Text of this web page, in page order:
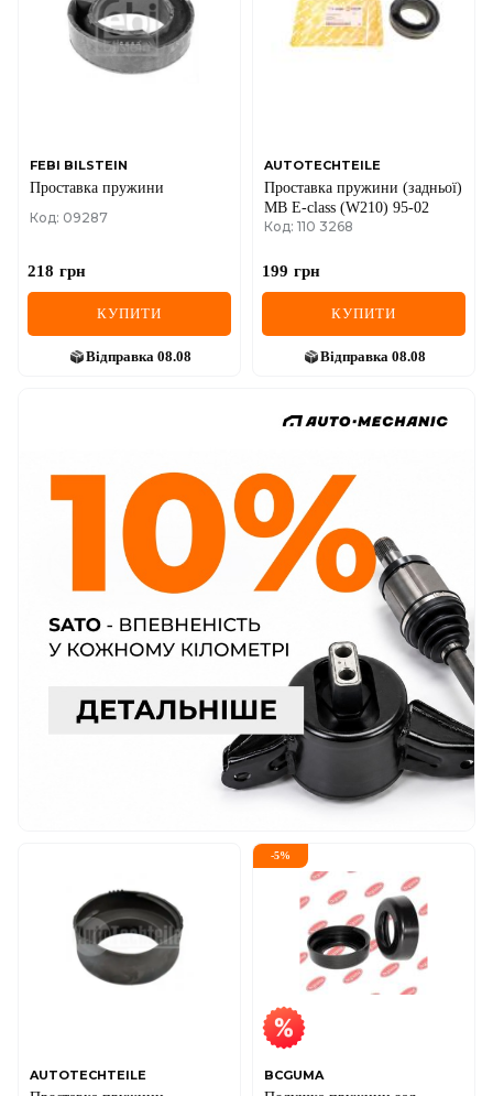
FEBI BILSTEIN
Проставка пружини
Код: 09287
218 грн
КУПИТИ
Відправка 08.08
AUTOTECHTEILE
Проставка пружини (задньої)
MB E-class (W210) 95-02
Код: 110 3268
199 грн
КУПИТИ
Відправка 08.08
AUTOTECHTEILE
-5%
BCGUMA